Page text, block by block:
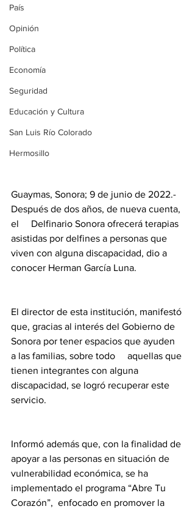
País
Opinión
Política
Economía
Seguridad
Educación y Cultura
San Luis Río Colorado
Hermosillo
Guaymas, Sonora; 9 de junio de 2022.-
Después de dos años, de nueva cuenta,
el     Delfinario Sonora ofrecerá terapias
asistidas por delfines a personas que
viven con alguna discapacidad, dio a
conocer Herman García Luna.
El director de esta institución, manifestó
que, gracias al interés del Gobierno de
Sonora por tener espacios que ayuden
a las familias, sobre todo     aquellas que
tienen integrantes con alguna
discapacidad, se logró recuperar este
servicio.
Informó además que, con la finalidad de
apoyar a las personas en situación de
vulnerabilidad económica, se ha
implementado el programa “Abre Tu
Corazón”,  enfocado en promover la